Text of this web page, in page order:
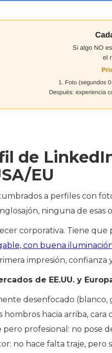
de
EU
a perfiles con
ninguna de esas
corporativa. Tiene que
con buena
impresión, confianza
de EE.UU. y
desenfocado (blanco,
hombros hacia arriba, cara
pero profesional: no pose
no hace falta traje, pero